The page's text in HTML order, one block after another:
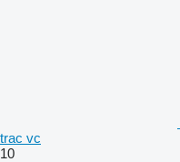
trac vc
10